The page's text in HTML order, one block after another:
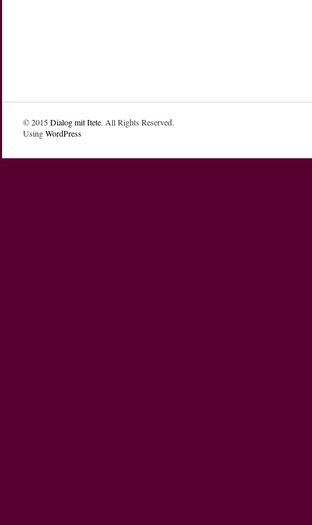
© 2015Dialog mit Itete. All Rights Reserved.
UsingWordPress